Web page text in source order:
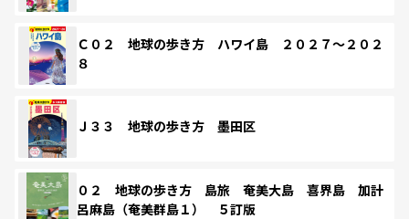
Ｃ０２ 地球の歩き方 ハワイ島 ２０２７～２０２
８
Ｊ３３ 地球の歩き方 墨田区
０２ 地球の歩き方 島旅 奄美大島 喜界島 加計
呂麻島（奄美群島１） ５訂版